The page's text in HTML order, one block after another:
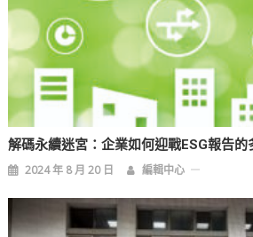
解碼永續迷宮：企業如何迎戰ESG報告的
2024 年 8 月 20 日 編輯中心